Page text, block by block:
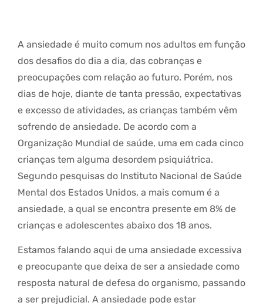
A ansiedade é muito comum nos adultos em função
dos desafios do dia a dia, das cobranças e
preocupações com relação ao futuro. Porém, nos
dias de hoje, diante de tanta pressão, expectativas
e excesso de atividades, as crianças também vêm
sofrendo de ansiedade. De acordo com a
Organização Mundial de saúde, uma em cada cinco
crianças tem alguma desordem psiquiátrica.
Segundo pesquisas do Instituto Nacional de Saúde
Mental dos Estados Unidos, a mais comum é a
ansiedade, a qual se encontra presente em 8% de
crianças e adolescentes abaixo dos 18 anos.
Estamos falando aqui de uma ansiedade excessiva
e preocupante que deixa de ser a ansiedade como
resposta natural de defesa do organismo, passando
a ser prejudicial. A ansiedade pode estar